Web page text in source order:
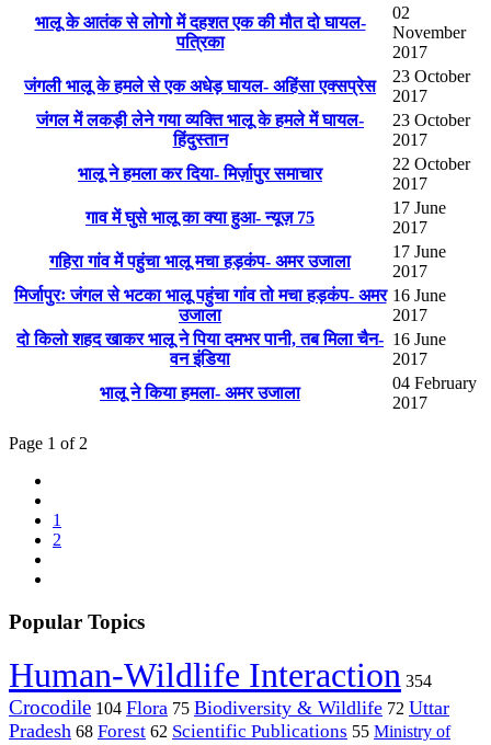
भालू के आतंक से लोगो में दहशत एक की मौत दो घायल-
पत्रिका
02
November
2017
जंगली भालू के हमले से एक अधेड़ घायल- अहिंसा एक्सप्रेस
23 October
2017
जंगल में लकड़ी लेने गया व्यक्ति भालू के हमले में घायल-
हिंदुस्तान
23 October
2017
भालू ने हमला कर दिया- मिर्ज़ापुर समाचार
22 October
2017
गाव में घुसे भालू का क्या हुआ- न्यूज़ 75
17 June
2017
गहिरा गांव में पहुंचा भालू मचा हड़कंप- अमर उजाला
17 June
2017
मिर्जापुरः जंगल से भटका भालू पहुंचा गांव तो मचा हड़कंप- अमर
उजाला
16 June
2017
दो किलो शहद खाकर भालू ने पिया दमभर पानी, तब मिला चैन-
वन इंडिया
16 June
2017
भालू ने किया हमला- अमर उजाला
04 February
2017
Page 1 of 2
1
2
Popular Topics
Human-Wildlife Interaction 354
Crocodile 104 Flora 75 Biodiversity & Wildlife 72 Uttar
Pradesh 68 Forest 62 Scientific Publications 55 Ministry of